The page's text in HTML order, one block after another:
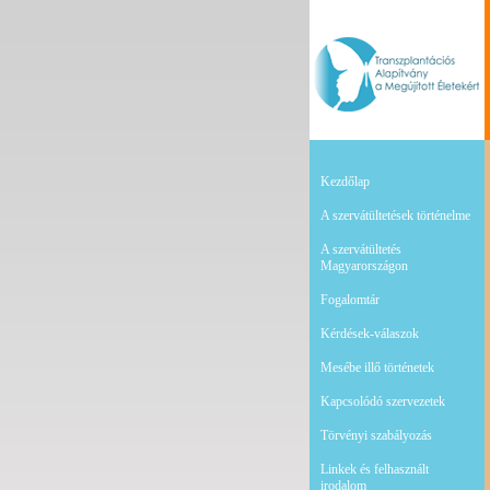
Kezdőlap
A szervátültetések történelme
A szervátültetés
Magyarországon
Fogalomtár
Kérdések-válaszok
Mesébe illő történetek
Kapcsolódó szervezetek
Törvényi szabályozás
Linkek és felhasznált
irodalom